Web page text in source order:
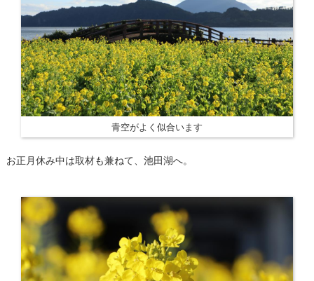
青空がよく似合います
お正月休み中は取材も兼ねて、池田湖へ。